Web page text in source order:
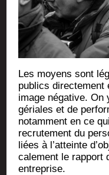
Les moyens sont
publics direc­te­ment
image néga­tive.
gé­riales et de
notam­ment en ce
recru­te­ment du
liées à l’atteinte
ca­le­ment le rap­port
entreprise.